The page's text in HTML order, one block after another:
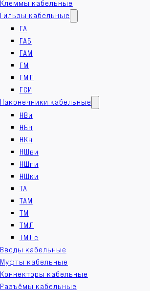
Клеммы кабельные
Гильзы кабельные
ГА
ГАБ
ГАМ
ГМ
ГМЛ
ГСИ
Наконечники кабельные
НВи
НБн
НКн
НШви
НШпи
НШки
ТА
ТАМ
ТМ
ТМЛ
ТМЛс
Вводы кабельные
Муфты кабельные
Коннекторы кабельные
Разъёмы кабельные